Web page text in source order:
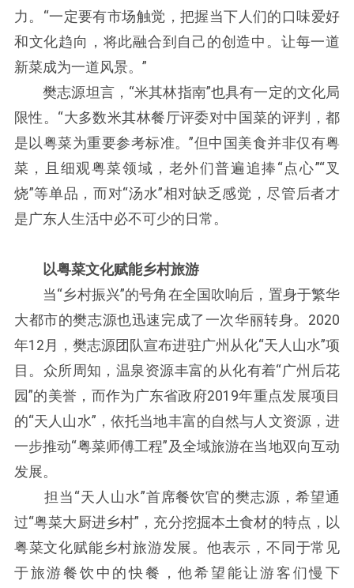
力。“一定要有市场触觉，把握当下人们的口味爱好
和文化趋向，将此融合到自己的创造中。让每一道
新菜成为一道风景。”
樊志源坦言，“米其林指南”也具有一定的文化局
限性。“大多数米其林餐厅评委对中国菜的评判，都
是以粤菜为重要参考标准。”但中国美食并非仅有粤
菜，且细观粤菜领域，老外们普遍追捧“点心”“叉
烧”等单品，而对“汤水”相对缺乏感觉，尽管后者才
是广东人生活中必不可少的日常。
以粤菜文化赋能乡村旅游
当“乡村振兴”的号角在全国吹响后，置身于繁华
大都市的樊志源也迅速完成了一次华丽转身。2020
年12月，樊志源团队宣布进驻广州从化“天人山水”项
目。众所周知，温泉资源丰富的从化有着“广州后花
园”的美誉，而作为广东省政府2019年重点发展项目
的“天人山水”，依托当地丰富的自然与人文资源，进
一步推动“粤菜师傅工程”及全域旅游在当地双向互动
发展。
担当“天人山水”首席餐饮官的樊志源，希望通
过“粤菜大厨进乡村”，充分挖掘本土食材的特点，以
粤菜文化赋能乡村旅游发展。他表示，不同于常见
于旅游餐饮中的快餐，他希望能让游客们慢下